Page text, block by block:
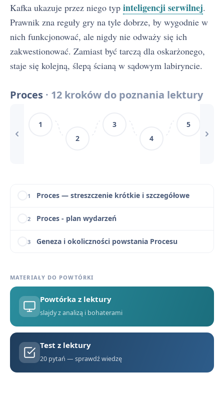
Kafka ukazuje przez niego typ inteligencji serwilnej.
Prawnik zna reguły gry na tyle dobrze, by wygodnie w
nich funkcjonować, ale nigdy nie odważy się ich
zakwestionować. Zamiast być tarczą dla oskarżonego,
staje się kolejną, ślepą ścianą w sądowym labiryncie.
Proces · 12 kroków do poznania lektury
1
2
3
4
5
5 Problematyka i interpretacje Procesu
6 Znaczenie tytułu powieści Proces
Czas i miejsce akcji Procesu Kafki
1 Proces — streszczenie krótkie i szczegółowe
2 Proces - plan wydarzeń
3 Geneza i okoliczności powstania Procesu
5 Problematyka i interpretacje Procesu
6 Znaczenie tytułu powieści Proces
7 Czas i miejsce akcji Procesu Kafki
8 Proces - Konteksty
MATERIAŁY DO POWTÓRKI
Powtórka z lektury
slajdy z analizą i bohaterami
Test z lektury
20 pytań — sprawdź wiedzę